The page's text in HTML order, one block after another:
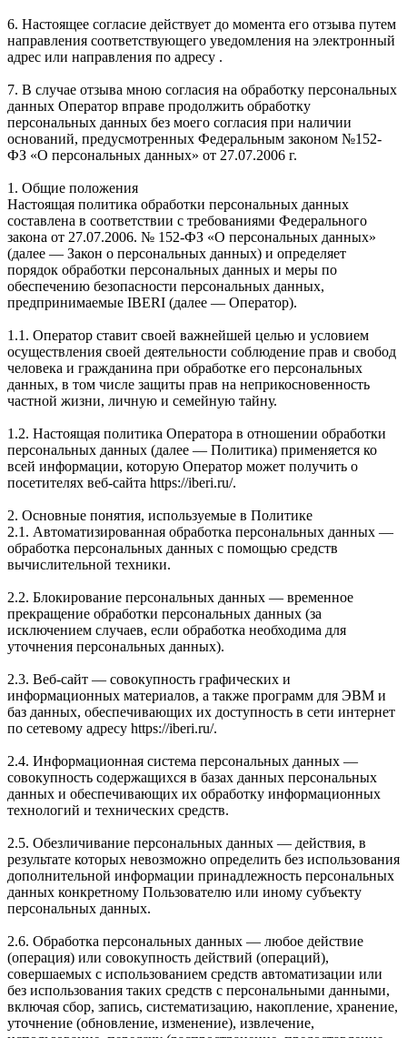
6. Настоящее согласие действует до момента его отзыва путем
направления соответствующего уведомления на электронный
адрес или направления по адресу .
7. В случае отзыва мною согласия на обработку персональных
данных Оператор вправе продолжить обработку
персональных данных без моего согласия при наличии
оснований, предусмотренных Федеральным законом №152-
ФЗ «О персональных данных» от 27.07.2006 г.
1. Общие положения
Настоящая политика обработки персональных данных
составлена в соответствии с требованиями Федерального
закона от 27.07.2006. № 152-ФЗ «О персональных данных»
(далее — Закон о персональных данных) и определяет
порядок обработки персональных данных и меры по
обеспечению безопасности персональных данных,
предпринимаемые IBERI (далее — Оператор).
1.1. Оператор ставит своей важнейшей целью и условием
осуществления своей деятельности соблюдение прав и свобод
человека и гражданина при обработке его персональных
данных, в том числе защиты прав на неприкосновенность
частной жизни, личную и семейную тайну.
1.2. Настоящая политика Оператора в отношении обработки
персональных данных (далее — Политика) применяется ко
всей информации, которую Оператор может получить о
посетителях веб-сайта https://iberi.ru/.
2. Основные понятия, используемые в Политике
2.1. Автоматизированная обработка персональных данных —
обработка персональных данных с помощью средств
вычислительной техники.
2.2. Блокирование персональных данных — временное
прекращение обработки персональных данных (за
исключением случаев, если обработка необходима для
уточнения персональных данных).
2.3. Веб-сайт — совокупность графических и
информационных материалов, а также программ для ЭВМ и
баз данных, обеспечивающих их доступность в сети интернет
по сетевому адресу https://iberi.ru/.
2.4. Информационная система персональных данных —
совокупность содержащихся в базах данных персональных
данных и обеспечивающих их обработку информационных
технологий и технических средств.
2.5. Обезличивание персональных данных — действия, в
результате которых невозможно определить без использования
дополнительной информации принадлежность персональных
данных конкретному Пользователю или иному субъекту
персональных данных.
2.6. Обработка персональных данных — любое действие
(операция) или совокупность действий (операций),
совершаемых с использованием средств автоматизации или
без использования таких средств с персональными данными,
включая сбор, запись, систематизацию, накопление, хранение,
уточнение (обновление, изменение), извлечение,